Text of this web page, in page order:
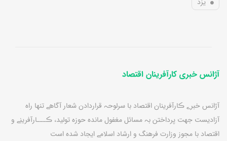
آژانس خبری کارآفرینان اقتصاد
آژانس خبرے ڪارآفرينان اقتصاد با سرلوحہ قراردادن شعار آگاهے تنها راه
آزاديست جهت پرداختن بہ مسائل مغفول مانده حوزه توليد، ڪـــارآفرينے و
اقتصاد با مجوز وزارت فرهنگ و ارشاد اسلامے ايجاد شده است